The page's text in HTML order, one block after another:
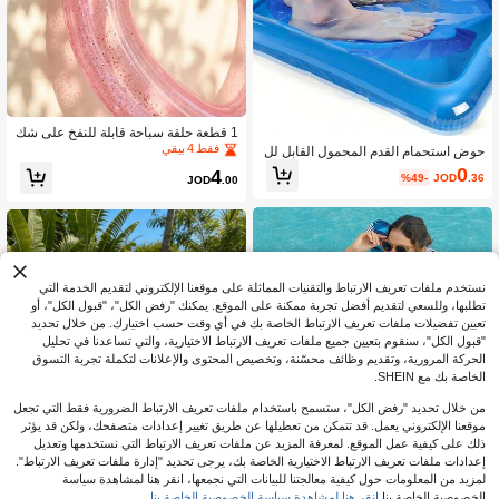
حوض استحمام القدم المحمول القابل لل
طي والنفخ، حوض استحمام القدم المحم
ول القابل للطي لمدخل حمام السباحة، ح
ة PVC المركبة، إكسسوار أساسي لتنظ
يف حمام السباحة متعدد المكونات، حوض
JOD0.36
%49-
1 قطعة كرسي استرخاء مائي مع مضخة،
مقعد قابل للنفخ ب- 3 أنابيب، أرجوحة مس
بح، ظهر قابل للطي سرير قابل للنفخ عائ
JOD 0.77
%4-
1 قطعة حلقة سباحة قابلة للنفخ على شك
ل قلب من الترتر باللون الذهبي الوردي ب
ب كبيرة للبالغين من مادة PVC السميك
سسوار ترفيه مائي للصيف والشاطئ وال
مسبح والعطلات الخارجية وحفلات المسب
ح
فقط 4 بيقي
JOD4.00
نستخدم ملفات تعريف الارتباط والتقنيات المماثلة على موقعنا الإلكتروني لتقديم الخدمة التي
تطلبها، وللسعي لتقديم أفضل تجربة ممكنة على الموقع. يمكنك "رفض الكل"، "قبول الكل"، أو
تعيين تفضيلات ملفات تعريف الارتباط الخاصة بك في أي وقت حسب اختيارك. من خلال تحديد
"قبول الكل"، سنقوم بتعيين جميع ملفات تعريف الارتباط الاختيارية، والتي تساعدنا في تحليل
الحركة المرورية، وتقديم وظائف محسّنة، وتخصيص المحتوى والإعلانات لتكملة تجربة التسوق
الخاصة بك مع SHEIN.
من خلال تحديد "رفض الكل"، ستسمح باستخدام ملفات تعريف الارتباط الضرورية فقط التي تجعل
موقعنا الإلكتروني يعمل. قد تتمكن من تعطيلها عن طريق تغيير إعدادات متصفحك، ولكن قد يؤثر
ذلك على كيفية عمل الموقع. لمعرفة المزيد عن ملفات تعريف الارتباط التي نستخدمها وتعديل
إعدادات ملفات تعريف الارتباط الاختيارية الخاصة بك، يرجى تحديد "إدارة ملفات تعريف الارتباط".
لمزيد من المعلومات حول كيفية معالجتنا للبيانات التي نجمعها، انقر هنا لمشاهدة سياسة